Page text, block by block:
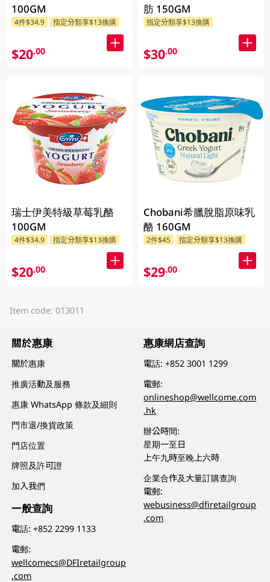
100GM
4件$34.9 指定分類享$13換購
$20.00
瑞士伊美特級草莓乳酪
100GM
4件$34.9 指定分類享$13換購
$20.00
肪 150GM
指定分類享$13換購
$30.00
Chobani希臘脫脂原味乳
酪 160GM
2件$45 指定分類享$13換購
$29.00
Item code: 013011
關於惠康
關於惠康
推廣活動及服務
惠康 WhatsApp 條款及細則
門市退/換貨政策
門店位置
牌照及許可證
加入我們
一般查詢
電話:+852 2299 1133
電郵:
wellcomecs@DFIretailgroup
.com
惠康網店查詢
電話:+852 3001 1299
電郵:
onlineshop@wellcome.com
.hk
辦公時間:
星期一至日
上午九時至晚上六時
企業合作及大量訂購查詢
電郵:
webusiness@dfiretailgroup
.com